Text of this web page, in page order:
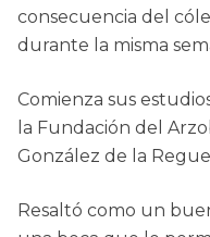
consecuencia del
durante la misma
Comienza sus
la Fundación del
González de la
Resaltó como un